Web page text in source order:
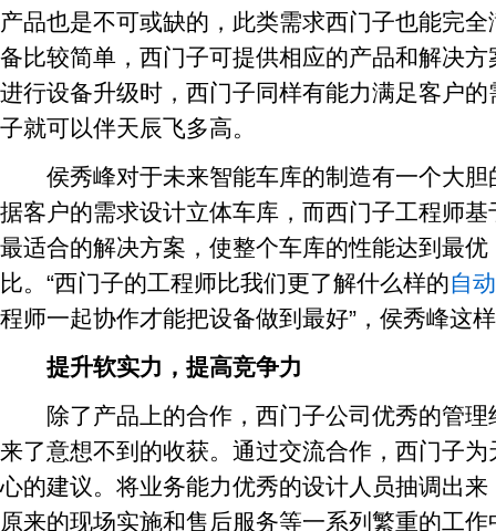
产品也是不可或缺的，此类需求西门子也能完
备比较简单，西门子可提供相应的产品和解决
进行设备升级时，西门子同样有能力满足客户
子就可以伴天辰飞多高。
侯秀峰对于未来智能车库的制造有一个大胆
据客户的需求设计立体车库，而西门子工程师
最适合的解决方案，使整个车库的性能达到最
比。“西门子的工程师比我们更了解什么样的自
程师一起协作才能把设备做到最好”，侯秀峰这
提升软实力，提高竞争力
除了产品上的合作，西门子公司优秀的管理
来了意想不到的收获。通过交流合作，西门子
心的建议。将业务能力优秀的设计人员抽调出
原来的现场实施和售后服务等一系列繁重的工